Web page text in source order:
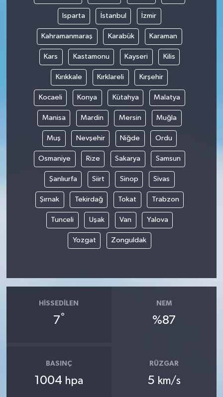
Isparta İstanbul İzmir
Kahramanmaraş Karabük Karaman
Kars Kastamonu Kayseri Kilis
Kırıkkale Kırklareli Kırşehir
Kocaeli Konya Kütahya Malatya
Manisa Mardin Mersin Muğla
Muş Nevşehir Niğde Ordu
Osmaniye Rize Sakarya Samsun
Şanlıurfa Siirt Sinop Sivas
Şırnak Tekirdağ Tokat Trabzon
Tunceli Uşak Van Yalova
Yozgat Zonguldak
HISSEDILEN
7°
NEM
%87
BASINÇ
1004 hpa
RÜZGAR
5 km/s